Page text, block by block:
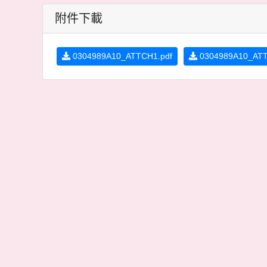
附件下載
0304989A10_ATTCH1.pdf